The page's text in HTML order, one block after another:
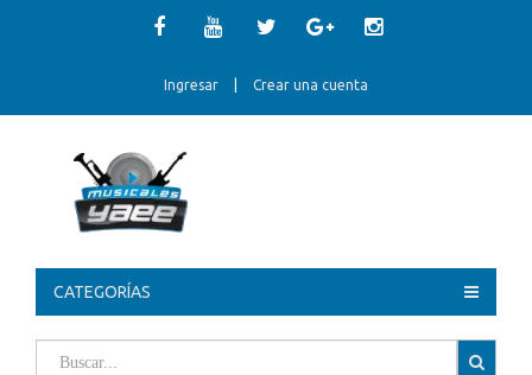
Ingresar Crear una cuenta
CATEGORÍAS